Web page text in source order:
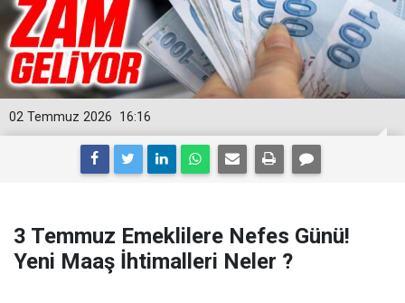
16:16
02 Temmuz 2026
3 Temmuz Emeklilere Nefes Günü!
Yeni Maaş İhtimalleri Neler ?